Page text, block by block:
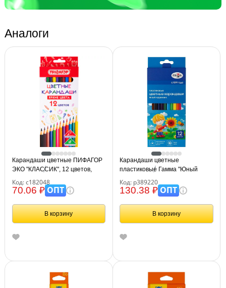
Аналоги
Карандаши цветные ПИФАГОР
ЭКО "КЛАССИК", 12 цветов,
Код: с182048
70.06 ₽ОПТ
В корзину
Карандаши цветные
пластиковые Гамма "Юный
картон. упаковка, европодвес
Код: р389220
130.38 ₽ОПТ
В корзину